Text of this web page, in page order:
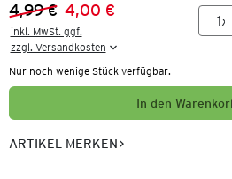
Vorheriger Preis:
4,99 €
Neuer Preis:
4,00 €
inkl. MwSt. ggf.
zzgl. Versandkosten
Nur noch wenige Stück verfügbar.
In den
ARTIKEL MERKEN